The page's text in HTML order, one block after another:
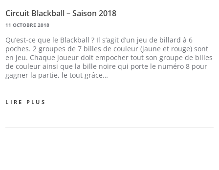
Circuit Blackball – Saison 2018
11 OCTOBRE 2018
Qu’est-ce que le Blackball ? Il s’agit d’un jeu de billard à 6
poches. 2 groupes de 7 billes de couleur (jaune et rouge) sont
en jeu. Chaque joueur doit empocher tout son groupe de billes
de couleur ainsi que la bille noire qui porte le numéro 8 pour
gagner la partie, le tout grâce…
LIRE PLUS